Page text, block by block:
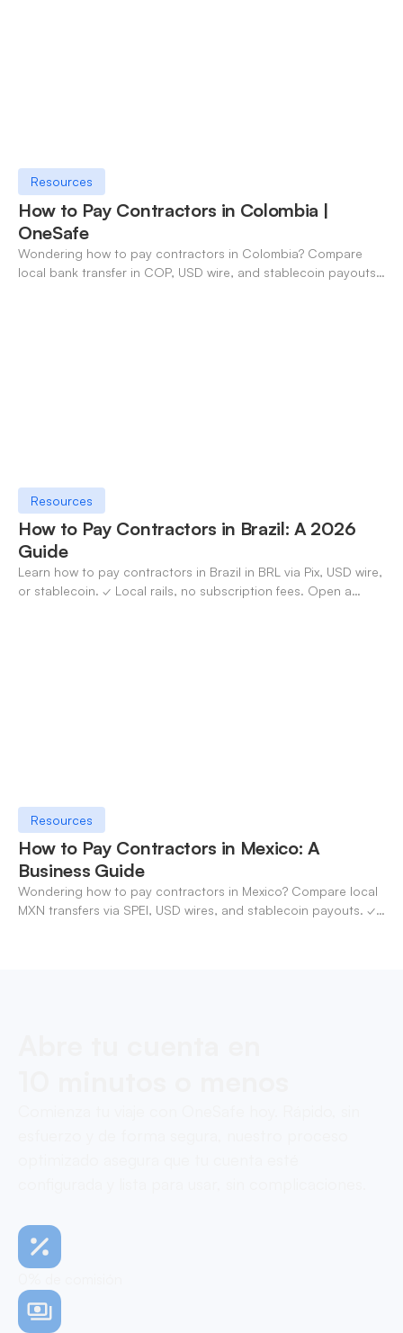
Resources
How to Pay Contractors in Colombia |
OneSafe
Wondering how to pay contractors in Colombia? Compare
local bank transfer in COP, USD wire, and stablecoin payouts.
Resources
How to Pay Contractors in Brazil: A 2026
Guide
Learn how to pay contractors in Brazil in BRL via Pix, USD wire,
or stablecoin. ✓ Local rails, no subscription fees. Open a
Resources
How to Pay Contractors in Mexico: A
Business Guide
Wondering how to pay contractors in Mexico? Compare local
MXN transfers via SPEI, USD wires, and stablecoin payouts. ✓